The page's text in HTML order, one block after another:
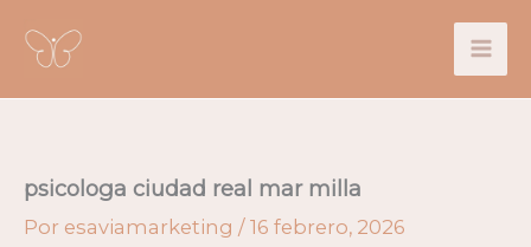
psicologa ciudad real mar milla
Por esaviamarketing / 16 febrero, 2026